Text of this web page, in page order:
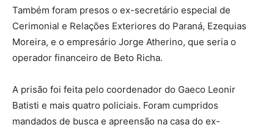
Também foram presos o ex-secretário especial de
Cerimonial e Relações Exteriores do Paraná, Ezequias
Moreira, e o empresário Jorge Atherino, que seria o
operador financeiro de Beto Richa.
A prisão foi feita pelo coordenador do Gaeco Leonir
Batisti e mais quatro policiais. Foram cumpridos
mandados de busca e apreensão na casa do ex-